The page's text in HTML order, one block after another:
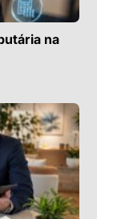
na